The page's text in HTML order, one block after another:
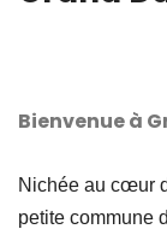
Bienvenue à
Nichée au cœur
petite commune